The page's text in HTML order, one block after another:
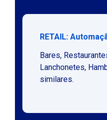
RETAIL:
Bares,
Lanchonetes,
similares.